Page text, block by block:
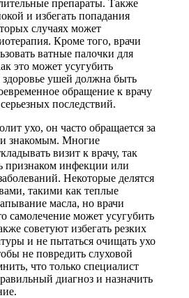
препараты. Также
и избегать попадания
случаях может
Кроме того, врачи
ватные палочки для
это может усугубить
здоровье ушей должна быть
обращение к врачу
последствий.
ухо, он часто обращается за
и знакомым. Многие
визит к врачу, так
признаком инфекции или
Некоторые делятся
такими как теплые
масла, но врачи
самолечение может усугубить
советуют избегать резких
и не пытаться очищать ухо
не повредить слуховой
что только специалист
диагноз и назначить